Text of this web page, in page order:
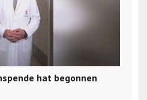
hat begonnen